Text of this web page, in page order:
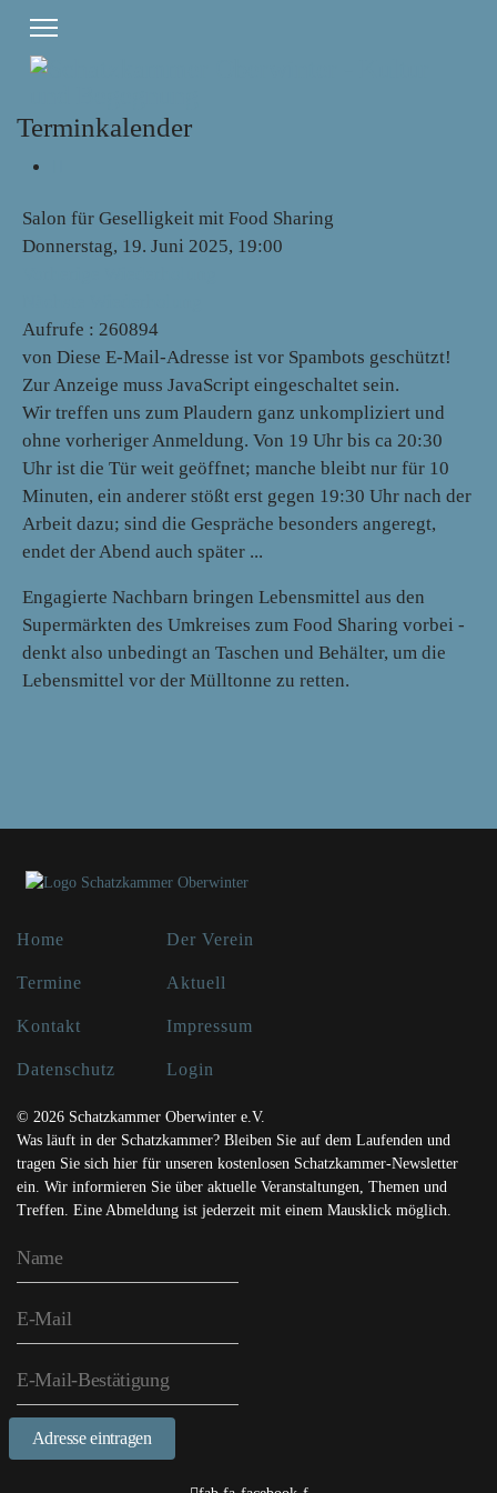
Terminkalender
Salon für Geselligkeit mit Food Sharing
Donnerstag, 19. Juni 2025, 19:00
Aufrufe : 260894
von Diese E-Mail-Adresse ist vor Spambots geschützt!
Zur Anzeige muss JavaScript eingeschaltet sein.
Wir treffen uns zum Plaudern ganz unkompliziert und
ohne vorheriger Anmeldung. Von 19 Uhr bis ca 20:30
Uhr ist die Tür weit geöffnet; manche bleibt nur für 10
Minuten, ein anderer stößt erst gegen 19:30 Uhr nach der
Arbeit dazu; sind die Gespräche besonders angeregt,
endet der Abend auch später ...
Engagierte Nachbarn bringen Lebensmittel aus den
Supermärkten des Umkreises zum Food Sharing vorbei -
denkt also unbedingt an Taschen und Behälter, um die
Lebensmittel vor der Mülltonne zu retten.
Home Der Verein
Termine Aktuell
Kontakt Impressum
Datenschutz Login
© 2026 Schatzkammer Oberwinter e.V.
Was läuft in der Schatzkammer? Bleiben Sie auf dem Laufenden und
tragen Sie sich hier für unseren kostenlosen Schatzkammer-Newsletter
ein. Wir informieren Sie über aktuelle Veranstaltungen, Themen und
Treffen. Eine Abmeldung ist jederzeit mit einem Mausklick möglich.
Adresse eintragen